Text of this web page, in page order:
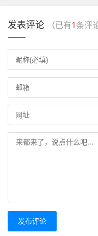
发表评论 （已有1条评
发布评论